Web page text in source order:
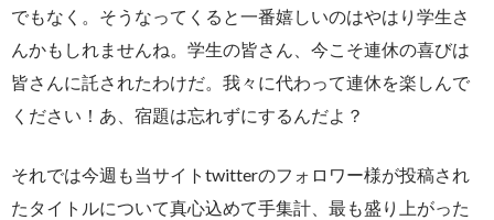
でもなく。そうなってくると一番嬉しいのはやはり学生さ
んかもしれませんね。学生の皆さん、今こそ連休の喜びは
皆さんに託されたわけだ。我々に代わって連休を楽しんで
ください！あ、宿題は忘れずにするんだよ？
それでは今週も当サイトtwitterのフォロワー様が投稿され
たタイトルについて真心込めて手集計、最も盛り上がった